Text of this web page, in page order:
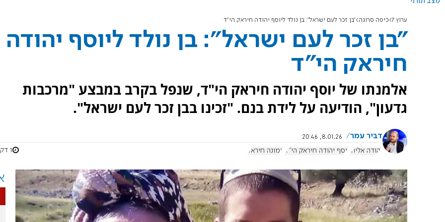
ערוץ 7 כיפה סרוגה "בן זכר לעם ישראל": בן נולד ליוסף יהודה חיראק הי"ד
"בן זכר לעם ישראל": בן נולד ליוסף יהודה
חיראק הי"ד
אלמנתו של יוסף יהודה חיראק הי"ד, שנפל בקרב במבצע "מרכבות
גדעון", הודיעה על לידת בנם. "זכינו בבן זכר לעם ישראל".
דביר עמר
8.01.26, 20:46
יהודה אליהו
יוסף יהודה חיראק הי"ד אמונה חיראק 1 דקות